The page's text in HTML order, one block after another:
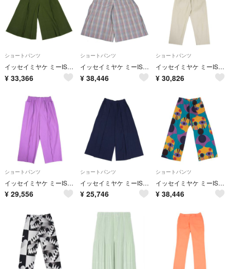
ショートパンツ
イッセイミヤケ ミーISSEY MIYAKE me ファインニットプリーツボックスタックワイドパンツ オリーブF
¥ 33,366
ショートパンツ
イッセイミヤケ ミーISSEY MIYAKE me オーバーチェックアコーディオンプリーツワイドパンツ ピンク青F
¥ 38,446
ショートパンツ
イッセイミヤケ ミーISSEY MIYAKE me ファインニットプリーツパンツ ベージュF
¥ 30,826
ショートパンツ
イッセイミヤケ ミーISSEY MIYAKE me ファインニットプリーツパンツ 紫F
¥ 29,556
ショートパンツ
イッセイミヤケ ミーISSEY MIYAKE me ボックスタックワイドパンツ 紺F
¥ 25,746
ショートパンツ
イッセイミヤケ ミーISSEY MIYAKE me コットン混サイケデリックアイプリントストレッチパンツ マルチF
¥ 38,446